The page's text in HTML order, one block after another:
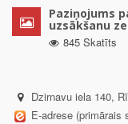
Paziņojums
uzsākšanu
845 Skatīts
Dzirnavu iela 140,
E-adrese (primārais